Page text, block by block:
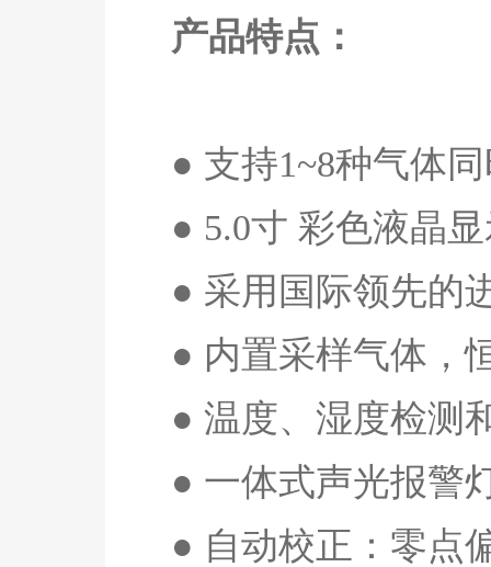
产品特点：
● 支持1~8种气体
● 5.0寸 彩色液晶
● 采用国际领先的
● 内置采样气体，
● 温度、湿度检测
● 一体式声光报警
● 自动校正：零点